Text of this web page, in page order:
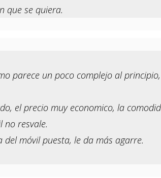
que se quiera.
parece un poco complejo al
el precio muy economico, la
no resvale.
móvil puesta, le da más agarre.